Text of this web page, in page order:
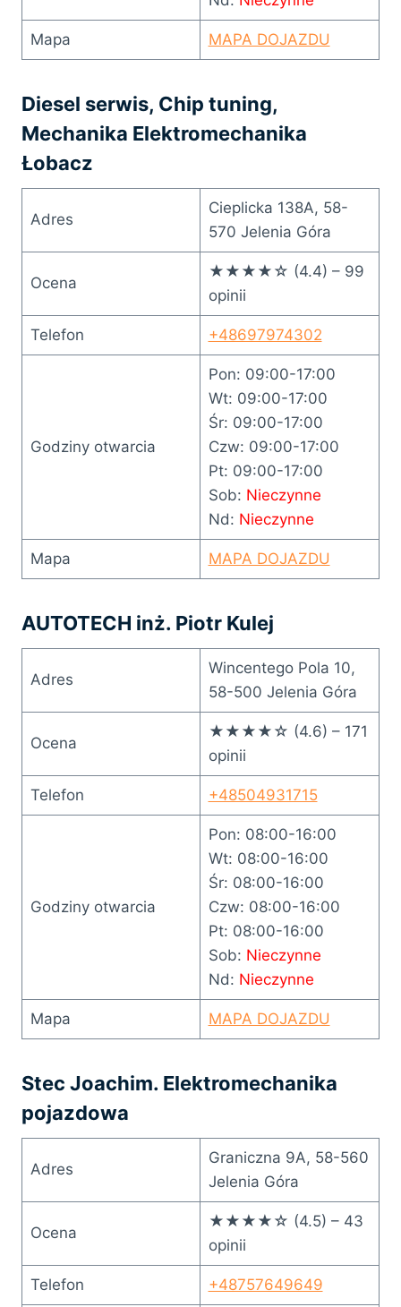
Mapa MAPA DOJAZDU
Diesel serwis, Chip tuning,
Mechanika Elektromechanika
Łobacz
Adres
Cieplicka 138A, 58-
570 Jelenia Góra
Ocena
★★★★☆ (4.4) – 99
opinii
Telefon +48697974302
Godziny otwarcia
Pon: 09:00-17:00
Wt: 09:00-17:00
Śr: 09:00-17:00
Czw: 09:00-17:00
Pt: 09:00-17:00
Sob: Nieczynne
Nd: Nieczynne
Mapa MAPA DOJAZDU
AUTOTECH inż. Piotr Kulej
Adres
Wincentego Pola 10,
58-500 Jelenia Góra
Ocena
★★★★☆ (4.6) – 171
opinii
Telefon +48504931715
Godziny otwarcia
Pon: 08:00-16:00
Wt: 08:00-16:00
Śr: 08:00-16:00
Czw: 08:00-16:00
Pt: 08:00-16:00
Sob: Nieczynne
Nd: Nieczynne
Mapa MAPA DOJAZDU
Stec Joachim. Elektromechanika
pojazdowa
Adres
Graniczna 9A, 58-560
Jelenia Góra
Ocena
★★★★☆ (4.5) – 43
opinii
Telefon +48757649649